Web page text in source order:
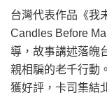
台灣代表作品《我
Candles Before
導，故事講述落魄
親相騙的老千行動
獲好評，卡司集結